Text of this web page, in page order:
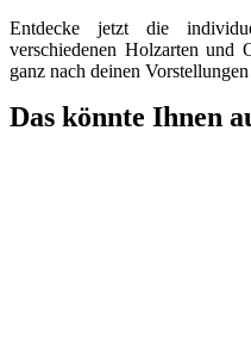
Entdecke jetzt die
verschiedenen Holzarten und
ganz nach deinen
Das könnte Ihnen